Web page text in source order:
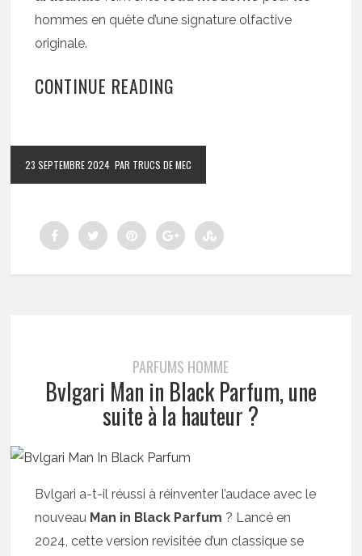
hommes en quête d’une signature olfactive
originale.
CONTINUE READING
23 SEPTEMBRE 2024 PAR TRUCS DE MEC
PARFUMS HOMME
Bvlgari Man in Black Parfum, une
suite à la hauteur ?
Bvlgari a-t-il réussi à réinventer l’audace avec le
nouveau Man in Black Parfum ? Lancé en
2024, cette version revisitée d’un classique se